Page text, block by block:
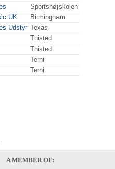
Sportshøjskolen
UK
Birmingham
Udstyr Texas
Thisted
Thisted
Terni
Terni
A MEMBER OF: